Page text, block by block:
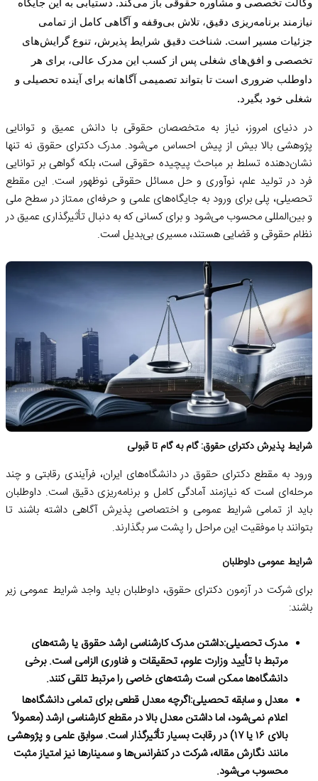
نیازمند برنامه‌ریزی دقیق، تلاش بی‌وقفه و آگاهی کامل از تمامی
جزئیات مسیر است. شناخت دقیق شرایط پذیرش، تنوع گرایش‌های
تخصصی و افق‌های شغلی پس از کسب این مدرک عالی، برای هر
داوطلب ضروری است تا بتواند تصمیمی آگاهانه برای آینده تحصیلی و
شغلی خود بگیرد.
در دنیای امروز، نیاز به متخصصان حقوقی با دانش عمیق و توانایی
پژوهشی بالا بیش از پیش احساس می‌شود. مدرک دکترای حقوق نه تنها
نشان‌دهنده تسلط بر مباحث پیچیده حقوقی است، بلکه گواهی بر توانایی
فرد در تولید علم، نوآوری و حل مسائل حقوقی نوظهور است. این مقطع
تحصیلی، پلی برای ورود به جایگاه‌های علمی و حرفه‌ای ممتاز در سطح ملی
و بین‌المللی محسوب می‌شود و برای کسانی که به دنبال تأثیرگذاری عمیق در
نظام حقوقی و قضایی هستند، مسیری بی‌بدیل است.
شرایط پذیرش دکترای حقوق: گام به گام تا قبولی
ورود به مقطع دکترای حقوق در دانشگاه‌های ایران، فرآیندی رقابتی و چند
مرحله‌ای است که نیازمند آمادگی کامل و برنامه‌ریزی دقیق است. داوطلبان
باید از تمامی شرایط عمومی و اختصاصی پذیرش آگاهی داشته باشند تا
بتوانند با موفقیت این مراحل را پشت سر بگذارند.
شرایط عمومی داوطلبان
برای شرکت در آزمون دکترای حقوق، داوطلبان باید واجد شرایط عمومی زیر
باشند:
مدرک تحصیلی:داشتن مدرک کارشناسی ارشد حقوق یا رشته‌های
مرتبط با تأیید وزارت علوم، تحقیقات و فناوری الزامی است. برخی
دانشگاه‌ها ممکن است رشته‌های خاصی را مرتبط تلقی کنند.
معدل و سابقه تحصیلی:اگرچه معدل قطعی برای تمامی دانشگاه‌ها
اعلام نمی‌شود، اما داشتن معدل بالا در مقطع کارشناسی ارشد (معمولاً
بالای ۱۶ یا ۱۷) در رقابت بسیار تأثیرگذار است. سوابق علمی و پژوهشی
مانند نگارش مقاله، شرکت در کنفرانس‌ها و سمینارها نیز امتیاز مثبت
محسوب می‌شود.